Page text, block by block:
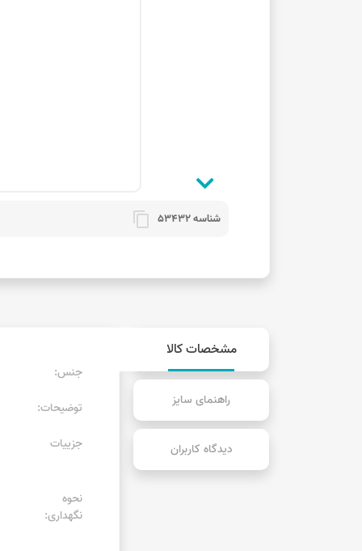
شناسه 53432 content_copy
مشخصات کالا
راهنمای سایز
دیدگاه کاربران
جنس:
توضیحات:
جزییات
نحوه
نگهداری: